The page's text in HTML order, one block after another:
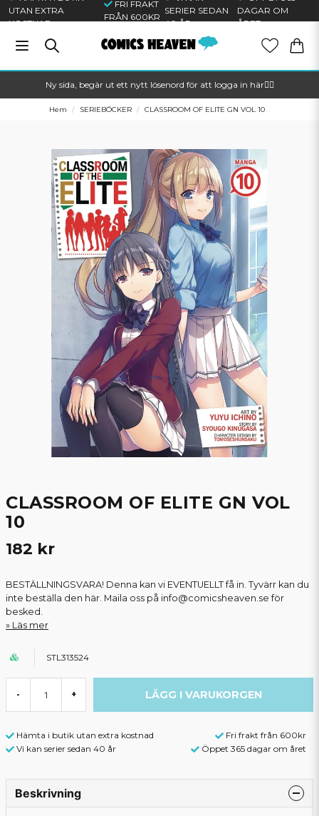
UTAN EXTRA
KOSTNAD
FRI FRAKT
FRÅN 600KR
SERIER SEDAN
40 ÅR
DAGAR OM
ÅRET
Ny sida, begär ut ett nytt lösenord för att logga in här🦸‍♂️
Hem SERIEBÖCKER CLASSROOM OF ELITE GN VOL 10
CLASSROOM OF ELITE GN VOL
10
182 kr
BESTÄLLNINGSVARA! Denna kan vi EVENTUELLT få in. Tyvärr kan du
inte beställa den här. Maila oss på info@comicsheaven.se för
besked.
Läs mer
STL313524
- + LÄGG I VARUKORGEN
Hämta i butik utan extra kostnad
Fri frakt från 600kr
Vi kan serier sedan 40 år
Öppet 365 dagar om året
Beskrivning